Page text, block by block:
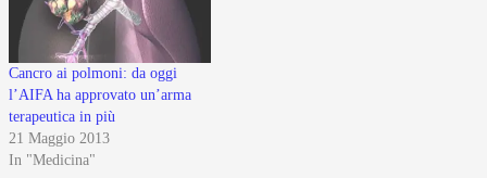
Cancro ai polmoni: da oggi
l’AIFA ha approvato un’arma
terapeutica in più
21 Maggio 2013
In "Medicina"